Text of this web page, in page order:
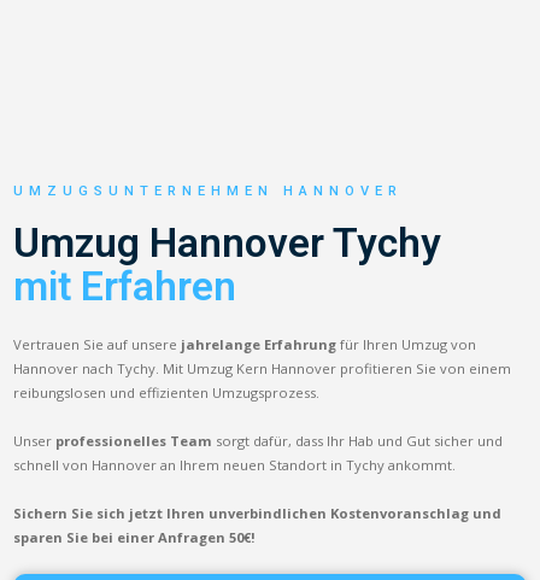
UMZUGSUNTERNEHMEN HANNOVER
Umzug Hannover Tychy
mit Erfahren
Vertrauen Sie auf unsere jahrelange Erfahrung für Ihren Umzug von
Hannover nach Tychy. Mit Umzug Kern Hannover profitieren Sie von einem
reibungslosen und effizienten Umzugsprozess.
Unser professionelles Team sorgt dafür, dass Ihr Hab und Gut sicher und
schnell von Hannover an Ihrem neuen Standort in Tychy ankommt.
Sichern Sie sich jetzt Ihren unverbindlichen Kostenvoranschlag und
sparen Sie bei einer Anfragen 50€!